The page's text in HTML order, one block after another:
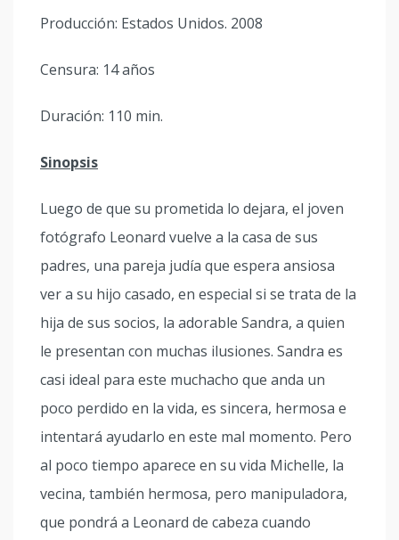
Producción: Estados Unidos. 2008
Censura: 14 años
Duración: 110 min.
Sinopsis
Luego de que su prometida lo dejara, el joven
fotógrafo Leonard vuelve a la casa de sus
padres, una pareja judía que espera ansiosa
ver a su hijo casado, en especial si se trata de la
hija de sus socios, la adorable Sandra, a quien
le presentan con muchas ilusiones. Sandra es
casi ideal para este muchacho que anda un
poco perdido en la vida, es sincera, hermosa e
intentará ayudarlo en este mal momento. Pero
al poco tiempo aparece en su vida Michelle, la
vecina, también hermosa, pero manipuladora,
que pondrá a Leonard de cabeza cuando